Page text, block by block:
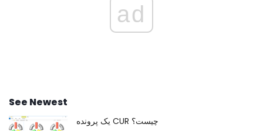
ad
See Newest
یک پرونده CUR چیست؟